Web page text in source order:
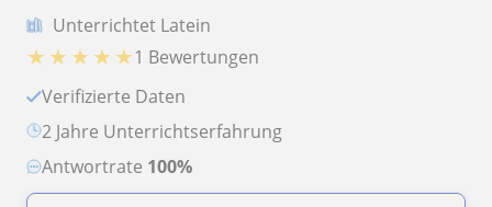
Unterrichtet Latein
★ ★ ★ ★ ★1 Bewertungen
Verifizierte Daten
2 Jahre Unterrichtserfahrung
Antwortrate 100%